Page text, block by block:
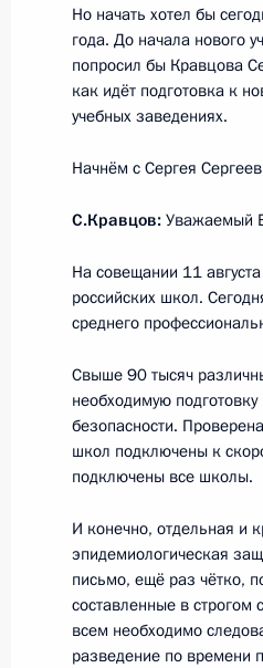
10
10 сентября
9
9 сентября
9 сентября
8
Встреча
8 сентября
Но начать хотел бы
года. До начала нового
попросил бы Кравцова
как идёт подготовка к
учебных заведениях.
Начнём с Сергея
С.Кравцов: Уважаемый
На совещании 11
российских школ.
среднего
Свыше 90 тысяч
необходимую
безопасности.
школ подключены к
подключены все школы.
И конечно, отдельная и
эпидемиологическая
письмо, ещё раз чётко,
составленные в строгом
всем необходимо
разведение по времени